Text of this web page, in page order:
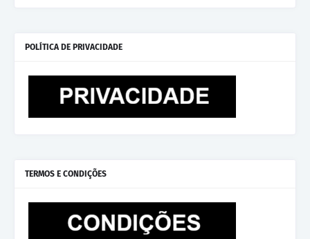
POLÍTICA DE PRIVACIDADE
TERMOS E CONDIÇÕES